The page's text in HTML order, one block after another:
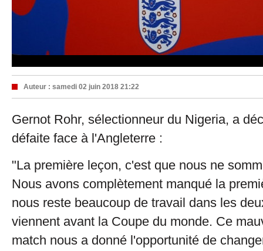
Auteur : samedi 02 juin 2018 21:22
Gernot Rohr, sélectionneur du Nigeria, a
défaite face à l'Angleterre :
"La première leçon, c'est que nous ne
Nous avons complètement manqué la
nous reste beaucoup de travail dans les
viennent avant la Coupe du monde. Ce
match nous a donné l'opportunité de